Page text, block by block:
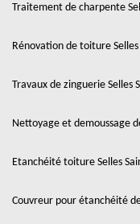
Traitement de charpente
Rénovation de toiture
Travaux de zinguerie Selles
Nettoyage et demoussage
Etanchéité toiture Selles
Couvreur pour étanchéité